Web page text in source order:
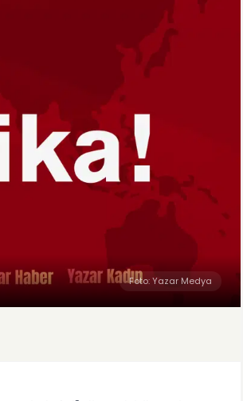
Foto: Yazar Medya